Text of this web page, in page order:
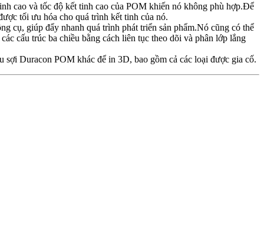
cao và tốc độ kết tinh cao của POM khiến nó không phù hợp.Để
tối ưu hóa cho quá trình kết tinh của nó.
cụ, giúp đẩy nhanh quá trình phát triển sản phẩm.Nó cũng có thể
cấu trúc ba chiều bằng cách liên tục theo dõi và phân lớp lắng
Duracon POM khác để in 3D, bao gồm cả các loại được gia cố.